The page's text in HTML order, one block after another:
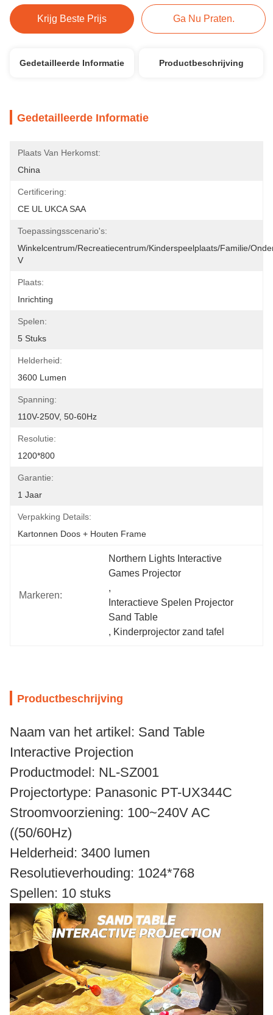
Krijg Beste Prijs Ga Nu Praten.
Gedetailleerde Informatie Productbeschrijving
Gedetailleerde Informatie
Plaats Van Herkomst:
China
Certificering:
CE UL UKCA SAA
Toepassingsscenario's:
Winkelcentrum/Recreatiecentrum/Kinderspeelplaats/Familie/
V
Plaats:
Inrichting
Spelen:
5 Stuks
Helderheid:
3600 Lumen
Spanning:
110V-250V, 50-60Hz
Resolutie:
1200*800
Garantie:
1 Jaar
Verpakking Details:
Kartonnen Doos + Houten Frame
Markeren:
Northern Lights Interactive
Games Projector
,
Interactieve Spelen Projector
Sand Table
, Kinderprojector zand tafel
Productbeschrijving
Naam van het artikel: Sand Table
Interactive Projection
Productmodel: NL-SZ001
Projectortype: Panasonic PT-UX344C
Stroomvoorziening: 100~240V AC
((50/60Hz)
Helderheid: 3400 lumen
Resolutieverhouding: 1024*768
Spellen: 10 stuks